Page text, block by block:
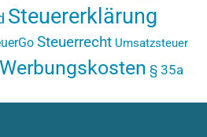
Steuererklärung
Steuerrecht Umsatzsteuer
Werbungskosten § 35a